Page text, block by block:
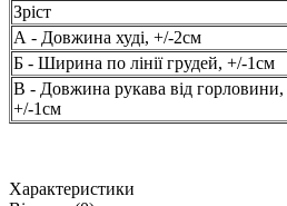
Зріст
А - Довжина худі, +/-2см
Б - Ширина по лінії грудей, +/-1см
В - Довжина рукава від горловини,
+/-1см
Характеристики